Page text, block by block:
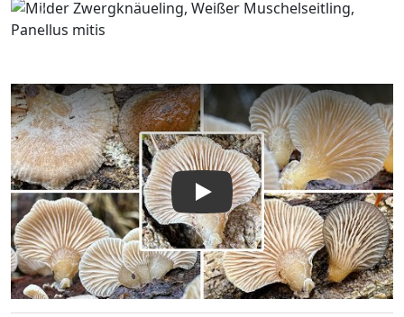
Zurück
Video abspielen: Milder Zwergknäueling, Weißer